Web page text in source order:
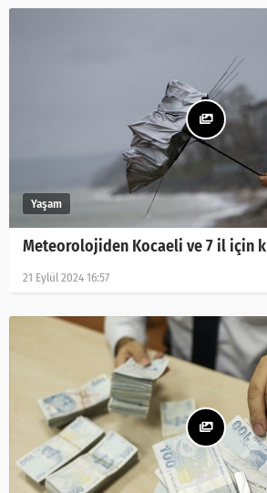
Meteorolojiden Kocaeli ve 7 il için
21 Eylül 2024 16:57